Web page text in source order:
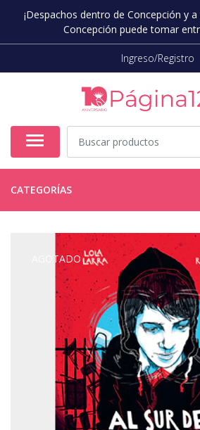
¡Despachos dentro de Concepción y
Concepción puede tomar
Ingreso/Registro
CATEGORÍAS
AGOTADO